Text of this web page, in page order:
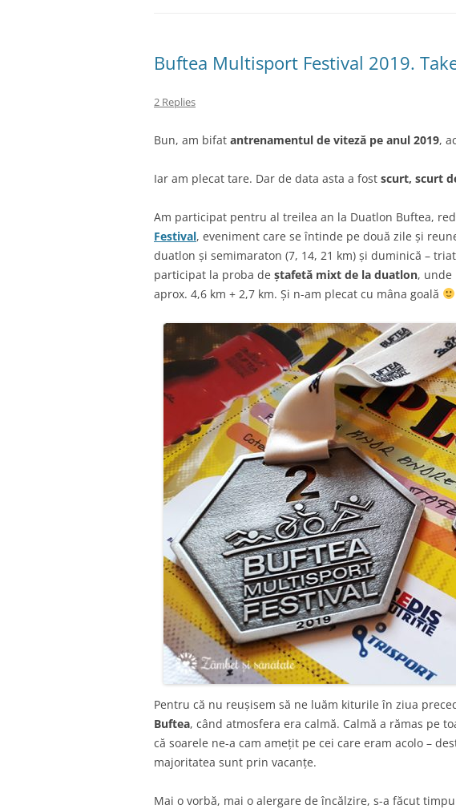
Buftea Multisport Festival 2019.
2 Replies
Bun, am bifat antrenamentul de viteză pe anul 2019,
Iar am plecat tare. Dar de data asta a fost scurt, scurt
Am participat pentru al treilea an la Duatlon Buftea,
Festival, eveniment care se întinde pe două zile și
duatlon și semimaraton (7, 14, 21 km) și duminică –
participat la proba de ștafetă mixt de la duatlon, unde
aprox. 4,6 km + 2,7 km. Și n-am plecat cu mâna goală
Pentru că nu reușisem să ne luăm kiturile în ziua
Buftea, când atmosfera era calmă. Calmă a rămas pe
că soarele ne-a cam amețit pe cei care eram acolo –
majoritatea sunt prin vacanțe.
Mai o vorbă, mai o alergare de încălzire, s-a făcut